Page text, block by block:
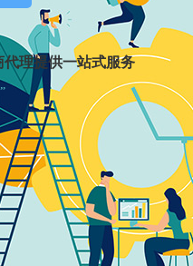
理提供一站式服务